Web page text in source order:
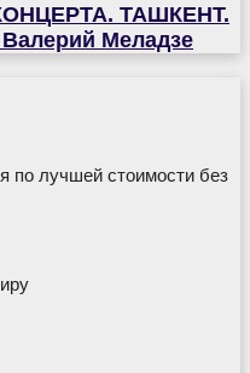
ТАШКЕНТ.
Меладзе
по лучшей стоимости без